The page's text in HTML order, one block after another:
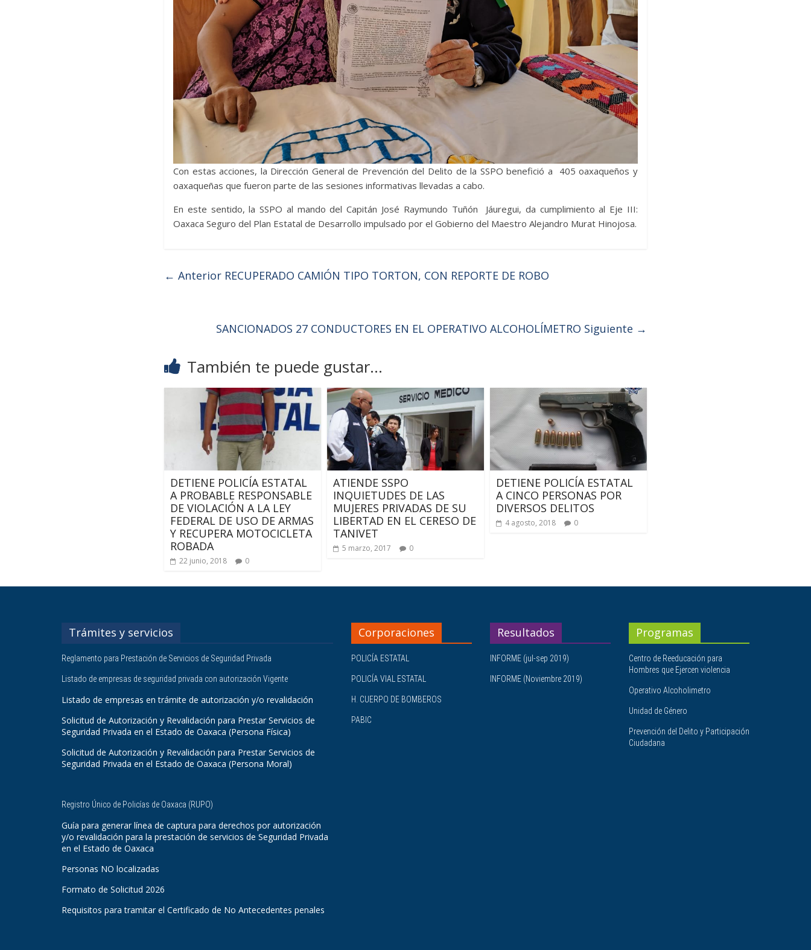
Con estas acciones, la Dirección General de Prevención del Delito de la SSPO benefició a 405 oaxaqueños y
oaxaqueñas que fueron parte de las sesiones informativas llevadas a cabo.
En este sentido, la SSPO al mando del Capitán José Raymundo Tuñón Jáuregui, da cumplimiento al Eje III:
Oaxaca Seguro del Plan Estatal de Desarrollo impulsado por el Gobierno del Maestro Alejandro Murat Hinojosa.
← Anterior RECUPERADO CAMIÓN TIPO TORTON, CON REPORTE DE ROBO
SANCIONADOS 27 CONDUCTORES EN EL OPERATIVO ALCOHOLÍMETRO Siguiente →
También te puede gustar...
DETIENE POLICÍA ESTATAL
A PROBABLE RESPONSABLE
DE VIOLACIÓN A LA LEY
FEDERAL DE USO DE ARMAS
Y RECUPERA MOTOCICLETA
ROBADA
22 junio, 2018 0
ATIENDE SSPO
INQUIETUDES DE LAS
MUJERES PRIVADAS DE SU
LIBERTAD EN EL CERESO DE
TANIVET
5 marzo, 2017 0
DETIENE POLICÍA ESTATAL
A CINCO PERSONAS POR
DIVERSOS DELITOS
4 agosto, 2018 0
Trámites y servicios
Reglamento para Prestación de Servicios de Seguridad Privada
Listado de empresas de seguridad privada con autorización Vigente
Listado de empresas en trámite de autorización y/o revalidación
Solicitud de Autorización y Revalidación para Prestar Servicios de
Seguridad Privada en el Estado de Oaxaca (Persona Física)
Solicitud de Autorización y Revalidación para Prestar Servicios de
Seguridad Privada en el Estado de Oaxaca (Persona Moral)
Registro Único de Policías de Oaxaca (RUPO)
Guía para generar línea de captura para derechos por autorización
y/o revalidación para la prestación de servicios de Seguridad Privada
en el Estado de Oaxaca
Personas NO localizadas
Formato de Solicitud 2026
Requisitos para tramitar el Certificado de No Antecedentes penales
Corporaciones
POLICÍA ESTATAL
POLICÍA VIAL ESTATAL
H. CUERPO DE BOMBEROS
PABIC
Resultados
INFORME (jul-sep 2019)
INFORME (Noviembre 2019)
Programas
Centro de Reeducación para
Hombres que Ejercen violencia
Operativo Alcoholimetro
Unidad de Género
Prevención del Delito y Participación
Ciudadana